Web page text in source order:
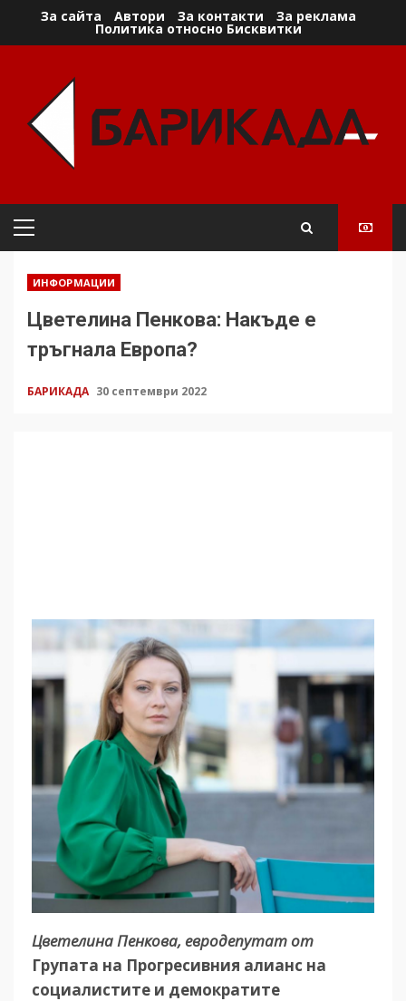
За сайта Автори За контакти За реклама
Политика относно Бисквитки
Primary
ИНФОРМАЦИИ
Цветелина Пенкова: Накъде е
тръгнала Европа?
БАРИКАДА 30 септември 2022
Цветелина Пенкова, евродепутат от
Групата на Прогресивния алианс на
социалистите и демократите